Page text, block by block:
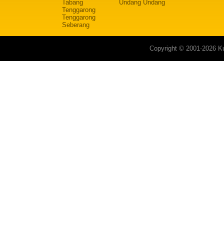
Tabang
Tenggarong
Tenggarong
Seberang
Undang Undang
Copyright © 2001-2026